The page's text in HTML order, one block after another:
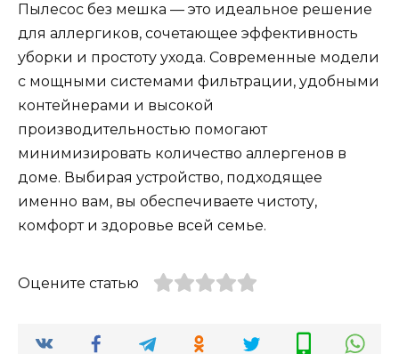
Пылесос без мешка — это идеальное решение
для аллергиков, сочетающее эффективность
уборки и простоту ухода. Современные модели
с мощными системами фильтрации, удобными
контейнерами и высокой
производительностью помогают
минимизировать количество аллергенов в
доме. Выбирая устройство, подходящее
именно вам, вы обеспечиваете чистоту,
комфорт и здоровье всей семье.
Оцените статью